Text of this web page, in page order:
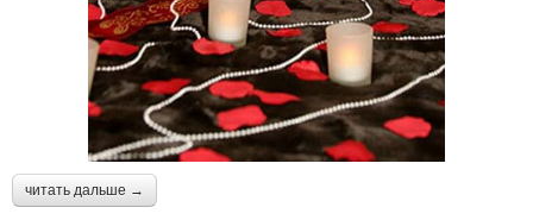
читать дальше →